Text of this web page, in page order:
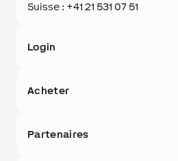
Suisse : +41 21 531 07 51
Login
Acheter
Partenaires